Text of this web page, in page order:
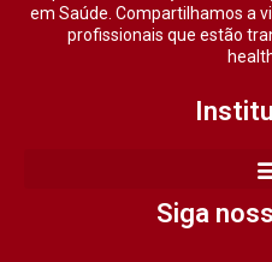
em Saúde. Compartilhamos a
profissionais que estão
Siga